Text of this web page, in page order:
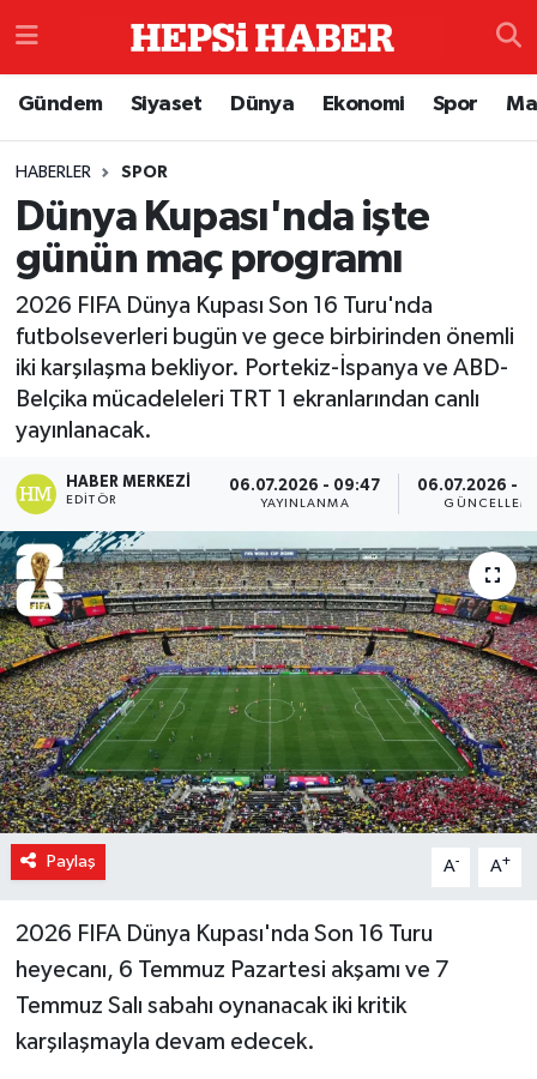
Gündem Siyaset Dünya Ekonomi Spor
HABERLER SPOR
Dünya Kupası'nda işte
günün maç programı
2026 FIFA Dünya Kupası Son 16 Turu'nda
futbolseverleri bugün ve gece birbirinden önemli
iki karşılaşma bekliyor. Portekiz-İspanya ve ABD-
Belçika mücadeleleri TRT 1 ekranlarından canlı
yayınlanacak.
HABER MERKEZI
EDITÖR
06.07.2026 - 09:47
YAYINLANMA
06.07.2026 -
Paylaş A- A+
2026 FIFA Dünya Kupası'nda Son 16 Turu
heyecanı, 6 Temmuz Pazartesi akşamı ve 7
Temmuz Salı sabahı oynanacak iki kritik
karşılaşmayla devam edecek.
Çevre
Dünya
Eğitim
Ekonomi
Magazin
Özel Haber
Sağlık
Siyaset
Son Dakika
Spor
İzmir Namaz Vakitleri
İstanbul Trafik Yoğunluk Haritası
Süper Lig Puan Durumu ve Fikstür
Tüm Manşetler